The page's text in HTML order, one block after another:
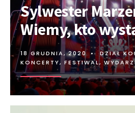
Sylwester
Wiemy, kto
18 GRUDNIA, 2020 • DZIAŁ
KONCERTY, FESTIWAL,